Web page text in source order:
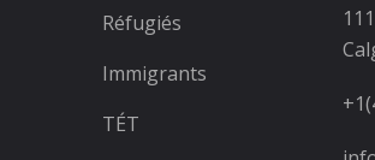
Réfugiés
Immigrants
TÉT